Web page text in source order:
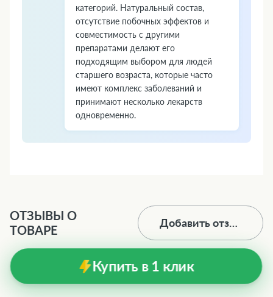
категорий. Натуральный состав,
отсутствие побочных эффектов и
совместимость с другими
препаратами делают его
подходящим выбором для людей
старшего возраста, которые часто
имеют комплекс заболеваний и
принимают несколько лекарств
одновременно.
ОТЗЫВЫ О
ТОВАРЕ
Добавить отзыв
Купить в 1 клик